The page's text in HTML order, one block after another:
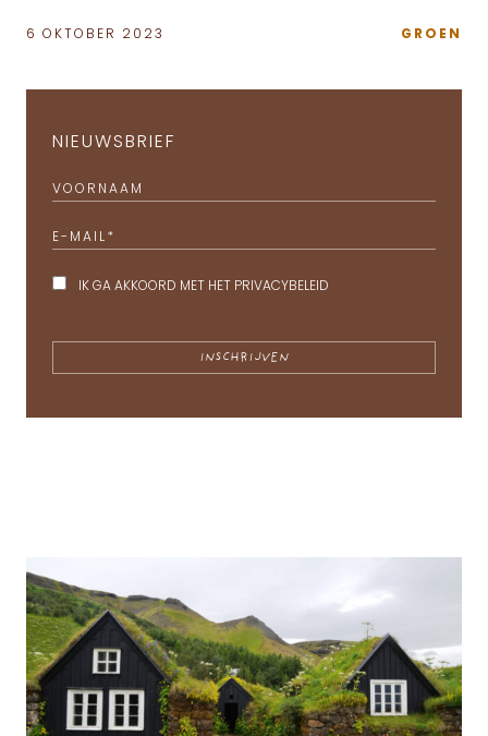
6 OKTOBER 2023 GROEN
NIEUWSBRIEF
VOORNAAM
E-MAIL *
IK GA AKKOORD MET HET PRIVACYBELEID